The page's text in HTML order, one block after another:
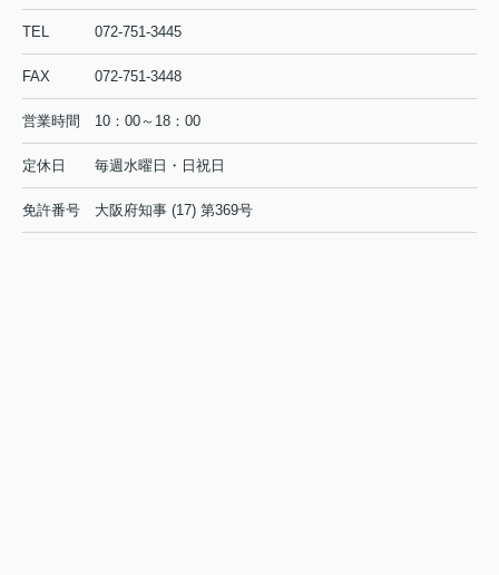
TEL 072-751-3445
FAX 072-751-3448
営業時間 10：00～18：00
定休日 毎週水曜日・日祝日
免許番号 大阪府知事 (17) 第369号